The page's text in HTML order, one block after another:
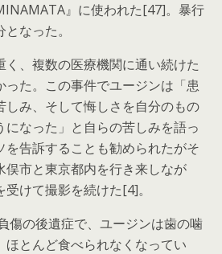
』に使われた[47]。暴行
なった。
、複数の医療機関に通い続けた
った。この事件でユージンは「患
しみ、そして悔しさを自分のもの
になった」と自らの苦しみを語っ
を告訴することも勧められたがそ
俣市と東京都内を行き来しなが
けて撮影を続けた[4]。
傷の後遺症で、ユージンは歯の噛
ほとんど食べられなくなってい